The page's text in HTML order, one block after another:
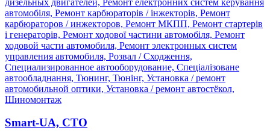
автомобіля, Ремонт карбюраторів / інжекторів, Ремонт
карбюраторов / инжекторов, Ремонт МКПП, Ремонт стартерів
і генераторів, Ремонт ходової частини автомобіля, Ремонт
ходовой части автомобиля, Ремонт электронных систем
управления автомобиля, Розвал / Сходження,
Специализированное автооборудование, Спеціалізоване
автообладнання, Тюнинг, Тюнінг, Установка / ремонт
автомобильной оптики, Установка / ремонт автостёкол,
Шиномонтаж
Smart-UA, СТО